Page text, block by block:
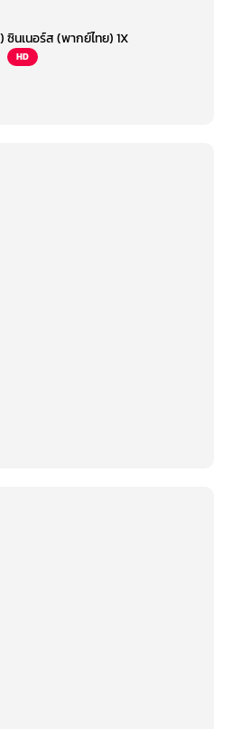
นเนอร์ส (พากย์ไทย) 1X
HD